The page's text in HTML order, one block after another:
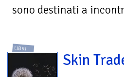
sono destinati a
LIBRI
Skin